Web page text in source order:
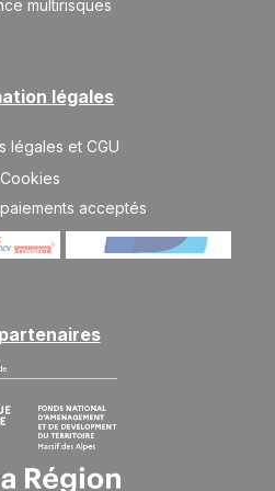
multirisques
légales
légales et CGU
Cookies
acceptés